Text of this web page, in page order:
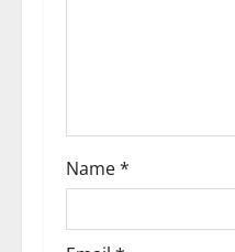
o
n
Name*